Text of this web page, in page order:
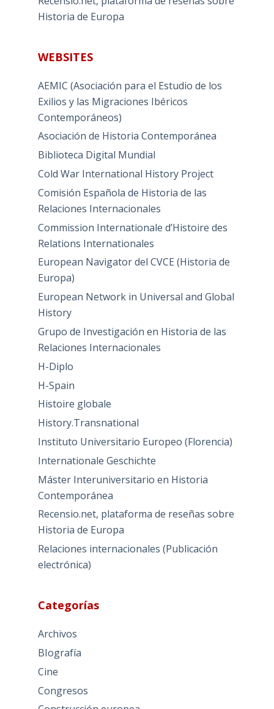
Historia de Europa
WEBSITES
AEMIC (Asociación para el Estudio de los
Exilios y las Migraciones Ibéricos
Contemporáneos)
Asociación de Historia Contemporánea
Biblioteca Digital Mundial
Cold War International History Project
Comisión Española de Historia de las
Relaciones Internacionales
Commission Internationale d’Histoire des
Relations Internationales
European Navigator del CVCE (Historia de
Europa)
European Network in Universal and Global
History
Grupo de Investigación en Historia de las
Relaciones Internacionales
H-Diplo
H-Spain
Histoire globale
History.Transnational
Instituto Universitario Europeo (Florencia)
Internationale Geschichte
Máster Interuniversitario en Historia
Contemporánea
Recensio.net, plataforma de reseñas sobre
Historia de Europa
Relaciones internacionales (Publicación
electrónica)
Categorías
Archivos
BIografía
Cine
Congresos